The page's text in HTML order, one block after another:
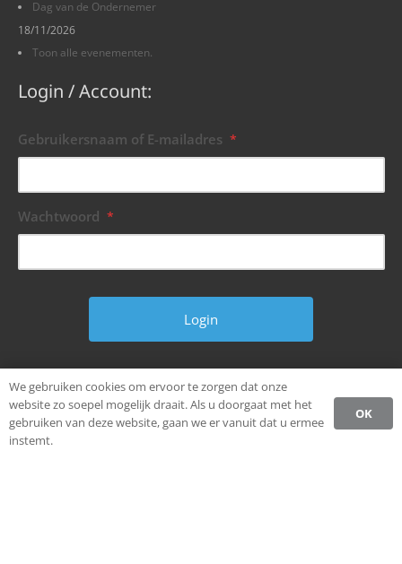
Dag van de Ondernemer
18/11/2026
Toon alle evenementen.
Login / Account:
Gebruikersnaam of E-mailadres *
Wachtwoord *
Wachtwoord vergeten?
We gebruiken cookies om ervoor te zorgen dat onze
website zo soepel mogelijk draait. Als u doorgaat met het
gebruiken van deze website, gaan we er vanuit dat u ermee
instemt.
OK